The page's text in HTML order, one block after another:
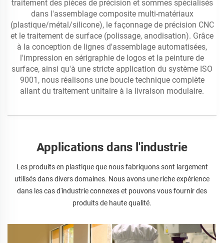
traitement des pièces de précision et sommes spécialisés
dans l'assemblage composite multi-matériaux
(plastique/métal/silicone), le façonnage de précision CNC
et le traitement de surface (polissage, anodisation). Grâce
à la conception de lignes d'assemblage automatisées,
l'impression en sérigraphie de logos et la peinture de
surface, ainsi qu'à une stricte application du système ISO
9001, nous réalisons une boucle technique complète
allant du traitement unitaire à la livraison modulaire.
Applications dans l'industrie
Les produits en plastique que nous fabriquons sont largement
utilisés dans divers domaines. Nous avons une riche expérience
dans les cas d'industrie connexes et pouvons vous fournir des
produits de haute qualité.